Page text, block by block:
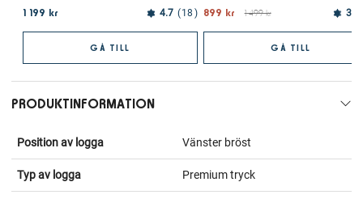
1 199 kr
4.7 18
GÅ TILL
899 kr
1 499 kr 3.7
GÅ TILL
PRODUKTINFORMATION
Position av logga Vänster bröst
Typ av logga Premium tryck